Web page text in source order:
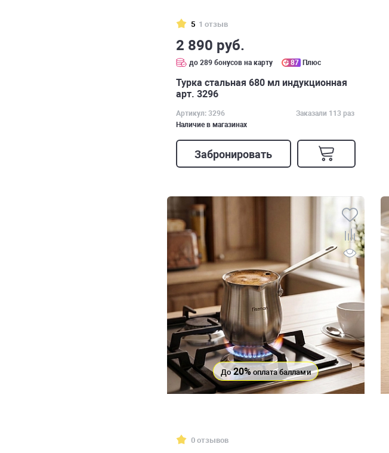
5 1 отзыв
2 890 руб.
до 289 бонусов на карту 87 Плюс
Турка стальная 680 мл индукционная
арт. 3296
Артикул: 3296
Заказали 113 раз
Наличие в магазинах
Забронировать
До20%оплата баллами
0 отзывов